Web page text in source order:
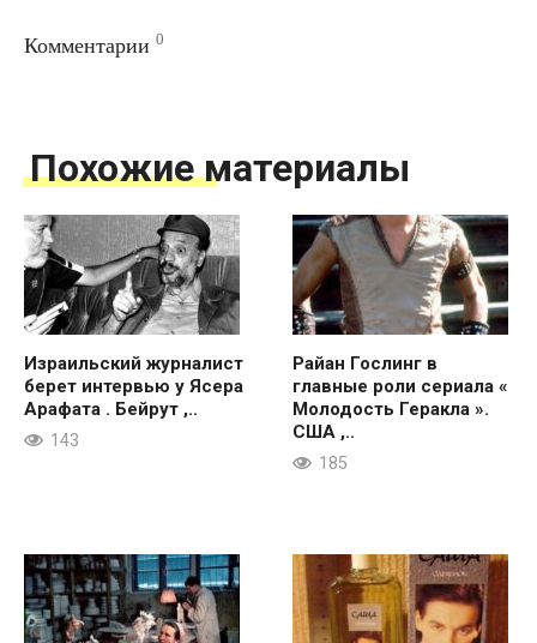
Комментарии 0
Похожие материалы
Израильский журналист
берет интервью у Ясера
Арафата . Бейрут ,..
143
Райан Гослинг в
главные роли сериала «
Молодость Геракла ».
США ,..
185